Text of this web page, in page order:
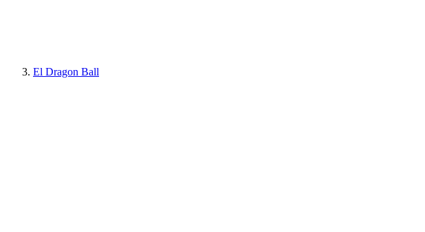
El Dragon Ball